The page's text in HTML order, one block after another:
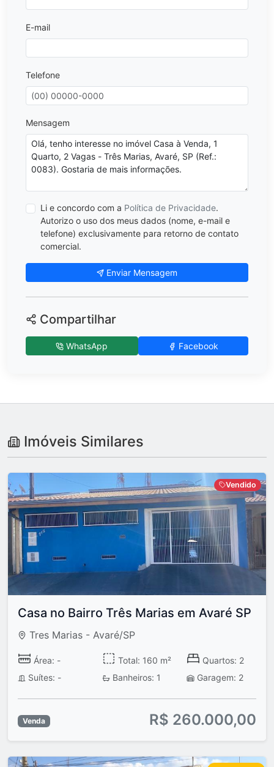
E-mail
Telefone
Mensagem
Li e concordo com a Política de Privacidade.
Autorizo o uso dos meus dados (nome, e-mail e
telefone) exclusivamente para retorno de contato
comercial.
Enviar Mensagem
Compartilhar
WhatsApp Facebook
Imóveis Similares
Vendido
Casa no Bairro Três Marias em Avaré SP
Tres Marias - Avaré/SP
Área: - Total: 160 m²
Quartos: 2
Suítes: -
Banheiros: 1 Garagem: 2
Venda R$ 260.000,00